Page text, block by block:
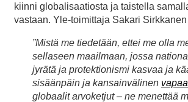
kiinni globalisaatiosta ja taistella
vastaan. Yle-toimittaja Sakari
”Mistä me tiedetään, ettei me olla
sellaseen maailmaan, jossa
jyrätä ja protektionismi kasvaa ja
sisäänpäin ja kansainvälinen
globaalit arvoketjut – ne menettää